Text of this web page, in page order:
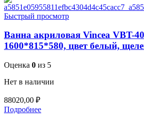
Быстрый просмотр
Ванна акриловая Vincea VBT-
1600*815*580, цвет белый,
Оценка 0 из 5
Нет в наличии
88020,00 ₽
Подробнее